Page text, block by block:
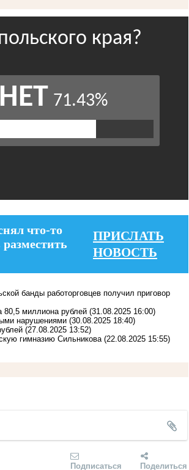
что-то
ПРИСЛАТЬ
НОВОСТЬ
банды работорговцев получил приговор
80,5 миллиона рублей (31.08.2025 16:00)
нарушениями (30.08.2025 18:40)
(27.08.2025 13:52)
гимназию Сильникова (22.08.2025 15:55)
Подписаться Поделиться